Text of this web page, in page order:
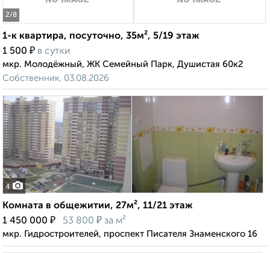
2/8
1-к квартира, посуточно, 35м², 5/19 этаж
1 500 ₽ в сутки
мкр. Молодёжный, ЖК Семейный Парк, Душистая 60к2
Собственник, 03.08.2026
4
Комната в общежитии, 27м², 11/21 этаж
1 450 000 ₽ 53 800 ₽ за м²
мкр. Гидростроителей, проспект Писателя Знаменского 16